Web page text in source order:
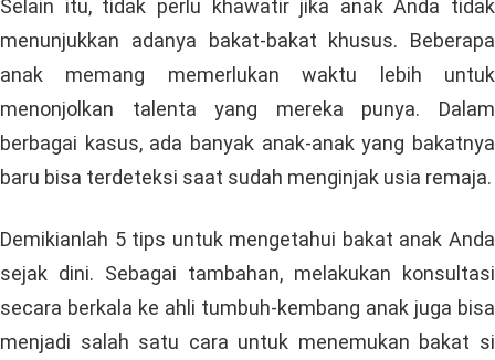
Selain itu, tidak perlu khawatir jika anak Anda tidak
menunjukkan adanya bakat-bakat khusus. Beberapa
anak memang memerlukan waktu lebih untuk
menonjolkan talenta yang mereka punya. Dalam
berbagai kasus, ada banyak anak-anak yang bakatnya
baru bisa terdeteksi saat sudah menginjak usia remaja.
Demikianlah 5 tips untuk mengetahui bakat anak Anda
sejak dini. Sebagai tambahan, melakukan konsultasi
secara berkala ke ahli tumbuh-kembang anak juga bisa
menjadi salah satu cara untuk menemukan bakat si